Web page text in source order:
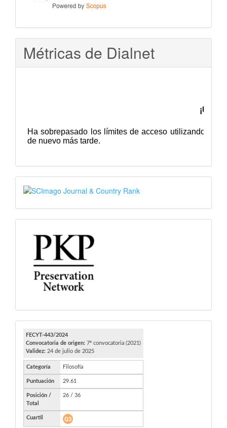
Métricas de Dialnet
SJR
PKP
FECYT